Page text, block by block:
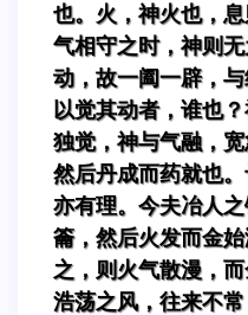
也。火，神火也，
气相守之时，神则
动，故一阖一辟，
以觉其动者，谁也
独觉，神与气融，
然后丹成而药就也
亦有理。今夫冶人
籥，然后火发而金
之，则火气散漫，
浩荡之风，往来不